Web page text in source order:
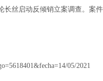
丝启动反倾销立案调查。案
05/2021